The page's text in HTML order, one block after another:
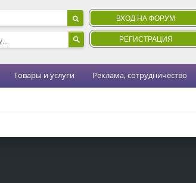
ВХОД НА ФОРУМ
РЕГИСТРАЦИЯ
Товары и услуги Реклама, сотрудничество